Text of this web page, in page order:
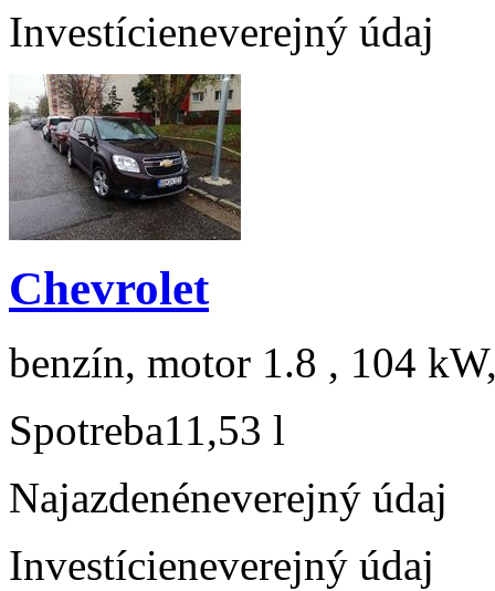
Investícieneverejný údaj
Chevrolet
benzín, motor 1.8 , 104
Spotreba11,53 l
Najazdenéneverejný údaj
Investícieneverejný údaj